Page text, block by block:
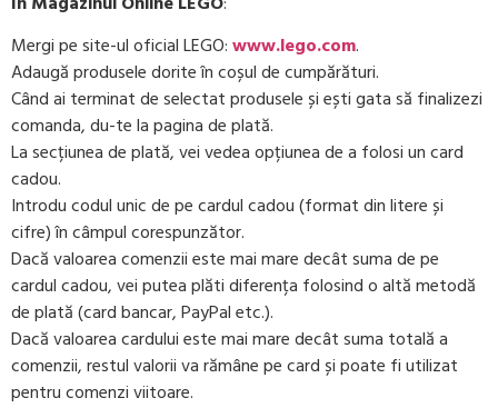
Mergi pe site-ul oficial LEGO:www.lego.com.
Adaugă produsele dorite în coșul de cumpărături.
Când ai terminat de selectat produsele și ești gata să finalizezi
comanda, du-te la pagina de plată.
La secțiunea de plată, vei vedea opțiunea de a folosi un card
cadou.
Introdu codul unic de pe cardul cadou (format din litere și
cifre) în câmpul corespunzător.
Dacă valoarea comenzii este mai mare decât suma de pe
cardul cadou, vei putea plăti diferența folosind o altă metodă
de plată (card bancar, PayPal etc.).
Dacă valoarea cardului este mai mare decât suma totală a
comenzii, restul valorii va rămâne pe card și poate fi utilizat
pentru comenzi viitoare.